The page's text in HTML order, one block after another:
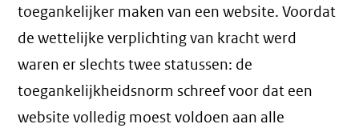
toegankelijker maken van een website. Voordat
de wettelijke verplichting van kracht werd
waren er slechts twee statussen: de
toegankelijkheidsnorm schreef voor dat een
website volledig moest voldoen aan alle